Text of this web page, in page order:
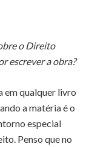
o Direito
escrever a obra?
em qualquer livro
a matéria é o
especial
Penso que no